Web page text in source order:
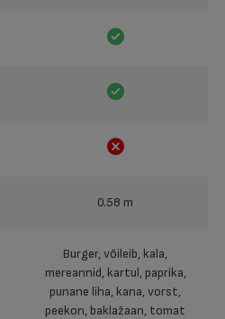
0.58 m
Burger, võileib, kala,
mereannid, kartul, paprika,
punane liha, kana, vorst,
peekon, baklažaan, tomat